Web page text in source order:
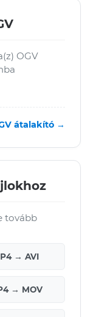
OGV
átalakító →
tovább
→ AVI
→ MOV